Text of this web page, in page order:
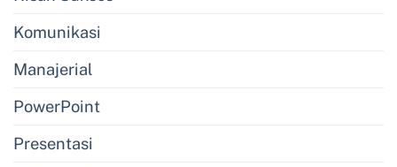
Komunikasi
Manajerial
PowerPoint
Presentasi